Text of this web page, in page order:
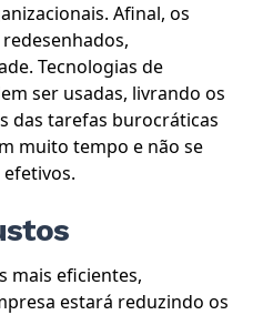
Afinal, os
Tecnologias de
ser usadas, livrando os
das tarefas burocráticas
muito tempo e não se
mais eficientes,
estará reduzindo os